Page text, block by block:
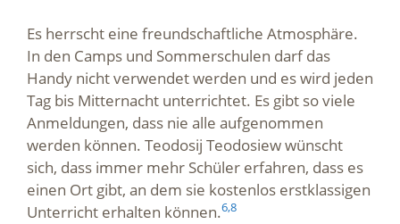
Es herrscht eine freundschaftliche Atmosphäre.
In den Camps und Sommerschulen darf das
Handy nicht verwendet werden und es wird jeden
Tag bis Mitternacht unterrichtet. Es gibt so viele
Anmeldungen, dass nie alle aufgenommen
werden können. Teodosij Teodosiew wünscht
sich, dass immer mehr Schüler erfahren, dass es
einen Ort gibt, an dem sie kostenlos erstklassigen
Unterricht erhalten können.6,8